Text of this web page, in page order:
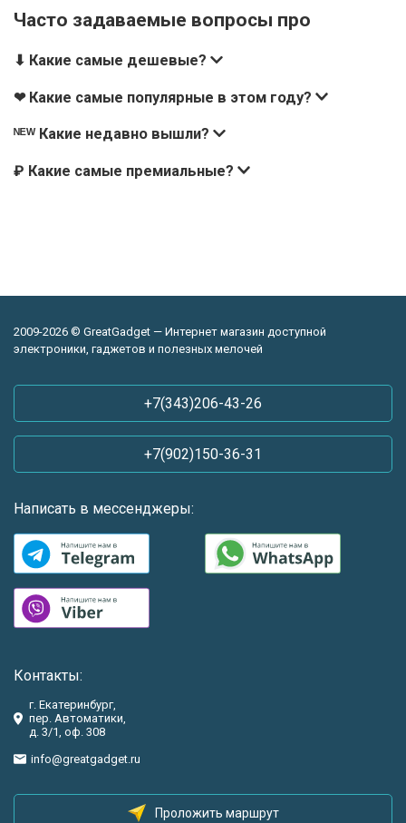
Часто задаваемые вопросы про
⬇ Какие самые дешевые?
❤ Какие самые популярные в этом году?
ᴺᴱᵂ Какие недавно вышли?
₽ Какие самые премиальные?
2009-2026 © GreatGadget — Интернет магазин доступной
электроники, гаджетов и полезных мелочей
+7(343)206-43-26
+7(902)150-36-31
Написать в мессенджеры:
Контакты:
г. Екатеринбург,
пер. Автоматики,
д. 3/1, оф. 308
info@greatgadget.ru
Проложить маршрут